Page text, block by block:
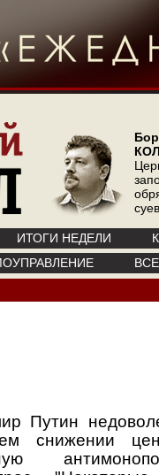
ИТОГИ НЕДЕЛИ
Путин
снижении